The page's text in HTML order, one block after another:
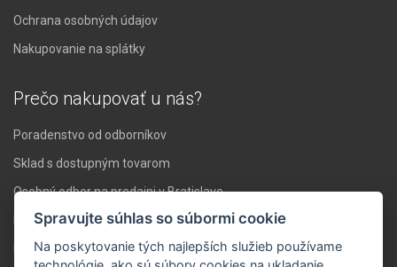
Ochrana osobných údajov
Nakupovanie na splátky
Prečo nakupovať u nás?
Poradenstvo od odborníkov
Sklad s dostupným tovarom
Osobný odber na predajni v Bratislave
Doprava nad 119 € zadarmo
Expresné doručenie do 24 hodín
Spravujte súhlas so súbormi cookie
Na poskytovanie tých najlepších služieb používame